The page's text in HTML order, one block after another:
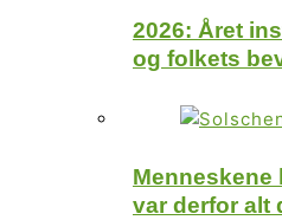
2026: Året
og folkets
Menneskene
var derfor alt